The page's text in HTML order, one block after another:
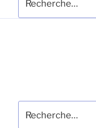
pour
pour